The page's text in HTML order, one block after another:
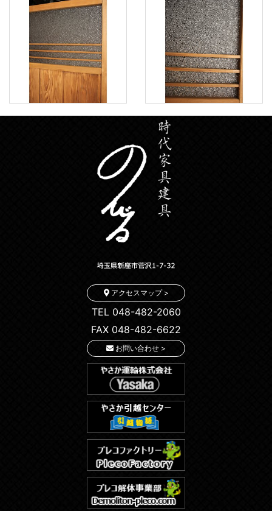
アクセスマップ >
TEL 048-482-2060
FAX 048-482-6622
お問い合わせ >